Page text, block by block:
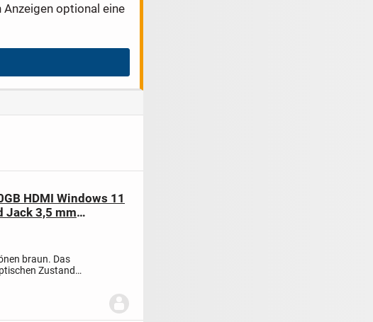
Anzeigen optional eine
HDMI Windows 11
Jack 3,5 mm
braun. Das
Zustand